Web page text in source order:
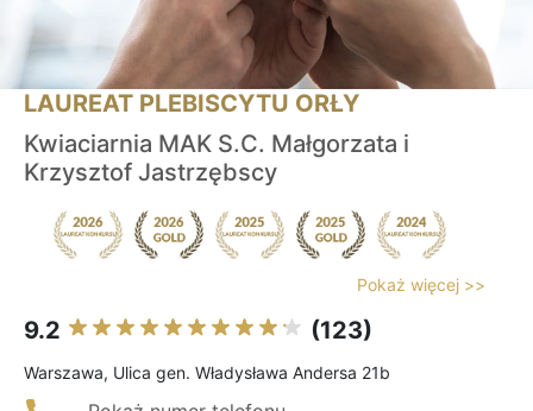
LAUREAT PLEBISCYTU ORŁY
Kwiaciarnia MAK S.C. Małgorzata i
Krzysztof Jastrzębscy
Pokaż więcej >>
9.2 (123)
Warszawa, Ulica gen. Władysława Andersa 21b